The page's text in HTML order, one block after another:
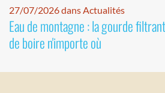
27/07/2026 dans Actualités
Eau de montagne : la gourde
de boire n'importe où